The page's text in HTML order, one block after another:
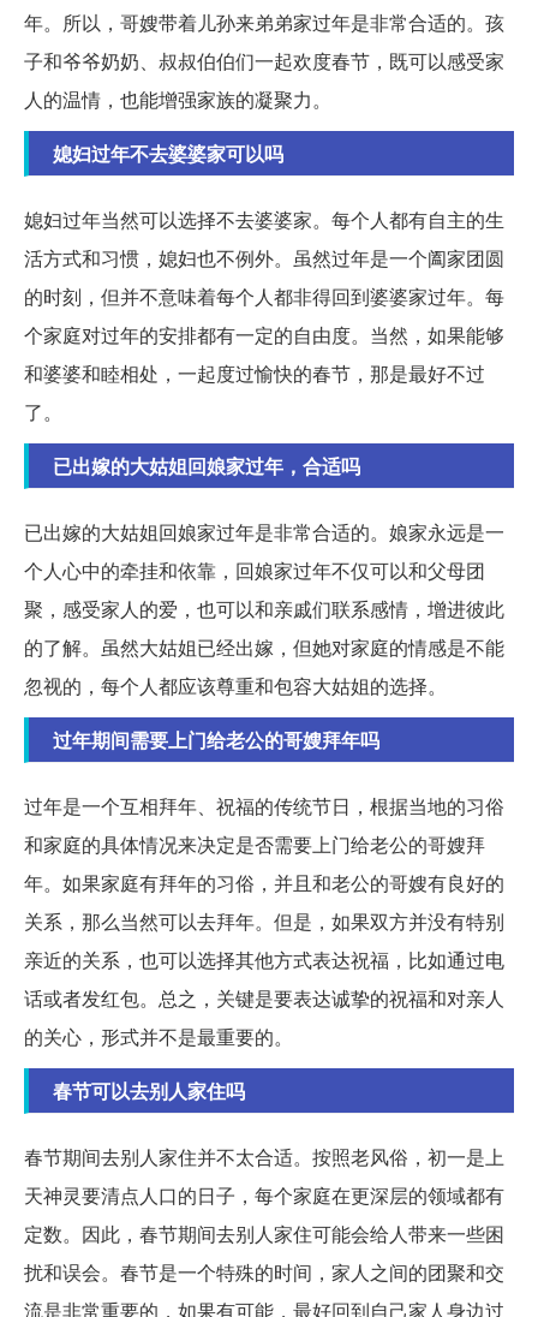
年。所以，哥嫂带着儿孙来弟弟家过年是非常合适的。孩
子和爷爷奶奶、叔叔伯伯们一起欢度春节，既可以感受家
人的温情，也能增强家族的凝聚力。
媳妇过年不去婆婆家可以吗
媳妇过年当然可以选择不去婆婆家。每个人都有自主的生
活方式和习惯，媳妇也不例外。虽然过年是一个阖家团圆
的时刻，但并不意味着每个人都非得回到婆婆家过年。每
个家庭对过年的安排都有一定的自由度。当然，如果能够
和婆婆和睦相处，一起度过愉快的春节，那是最好不过
了。
已出嫁的大姑姐回娘家过年，合适吗
已出嫁的大姑姐回娘家过年是非常合适的。娘家永远是一
个人心中的牵挂和依靠，回娘家过年不仅可以和父母团
聚，感受家人的爱，也可以和亲戚们联系感情，增进彼此
的了解。虽然大姑姐已经出嫁，但她对家庭的情感是不能
忽视的，每个人都应该尊重和包容大姑姐的选择。
过年期间需要上门给老公的哥嫂拜年吗
过年是一个互相拜年、祝福的传统节日，根据当地的习俗
和家庭的具体情况来决定是否需要上门给老公的哥嫂拜
年。如果家庭有拜年的习俗，并且和老公的哥嫂有良好的
关系，那么当然可以去拜年。但是，如果双方并没有特别
亲近的关系，也可以选择其他方式表达祝福，比如通过电
话或者发红包。总之，关键是要表达诚挚的祝福和对亲人
的关心，形式并不是最重要的。
春节可以去别人家住吗
春节期间去别人家住并不太合适。按照老风俗，初一是上
天神灵要清点人口的日子，每个家庭在更深层的领域都有
定数。因此，春节期间去别人家住可能会给人带来一些困
扰和误会。春节是一个特殊的时间，家人之间的团聚和交
流是非常重要的，如果有可能，最好回到自己家人身边过